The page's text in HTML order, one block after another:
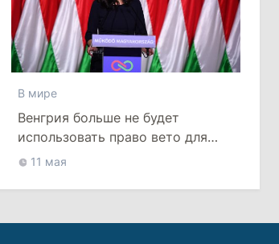
В мире
Венгрия больше не будет
использовать право вето для
шантажа ЕС
11 мая